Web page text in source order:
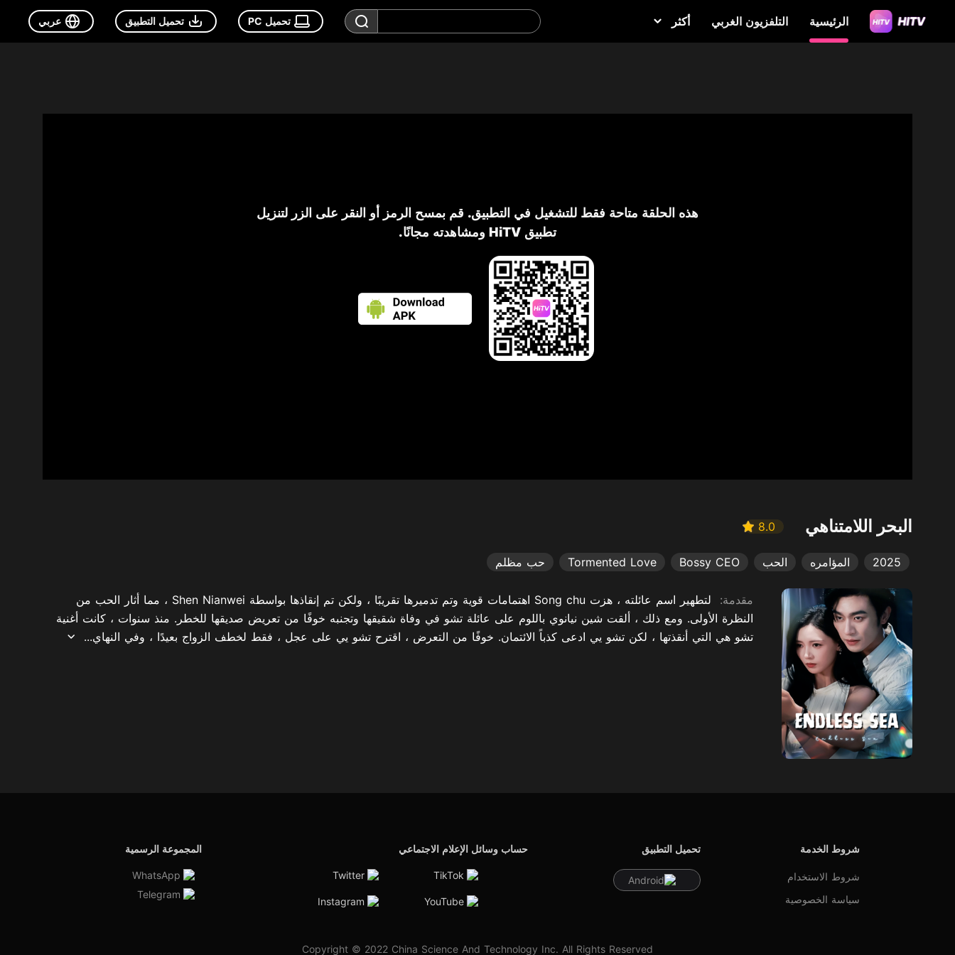
الرئيسية التلفزيون الغربي أكثر تحميل PC تحميل التطبيق عربي
هذه الحلقة متاحة فقط للتشغيل في التطبيق. قم بمسح الرمز أو النقر على الزر لتنزيل
تطبيق HiTV ومشاهدته مجانًا.
البحر اللامتناهي 8.0
2025 المؤامره الحب Bossy CEO
Tormented Love حب مظلم
مقدمة:
لتطهير اسم عائلته ، هزت Song chu اهتمامات قوية وتم تدميرها تقريبًا ، ولكن تم إنقاذها بواسطة Shen Nianwei ، مما أثار الحب من
النظرة الأولى. ومع ذلك ، ألقت شين نيانوي باللوم على عائلة تشو في وفاة شقيقها وتجنبه خوفًا من تعريض صديقها للخطر. منذ سنوات ، كانت أغنية
تشو هي التي أنقذتها ، لكن تشو يي ادعى كذباً الائتمان. خوفًا من التعرض ، اقترح تشو يي على عجل ، فقط لخطف الزواج بعيدًا ، وفي النهاي...
شروط الخدمة
شروط الاستخدام
سياسة الخصوصية
تحميل التطبيق
Android
حساب وسائل الإعلام الاجتماعي
TikTok
Twitter
YouTube
Instagram
المجموعة الرسمية
WhatsApp
Telegram
Copyright © 2022 China Science And Technology Inc. All Rights Reserved